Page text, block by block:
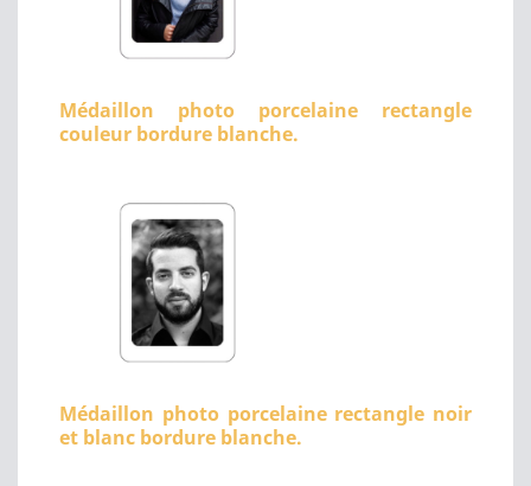
Médaillon photo porcelaine rectangle
couleur bordure blanche.
Médaillon photo porcelaine rectangle noir
et blanc bordure blanche.